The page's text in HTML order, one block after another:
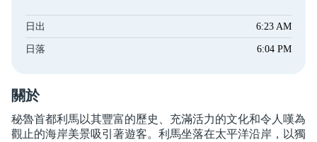
日出 6:23 AM
日落 6:04 PM
關於
秘魯首都利馬以其豐富的歷史、充滿活力的文化和令人嘆為
觀止的海岸美景吸引著遊客。利馬坐落在太平洋沿岸，以獨